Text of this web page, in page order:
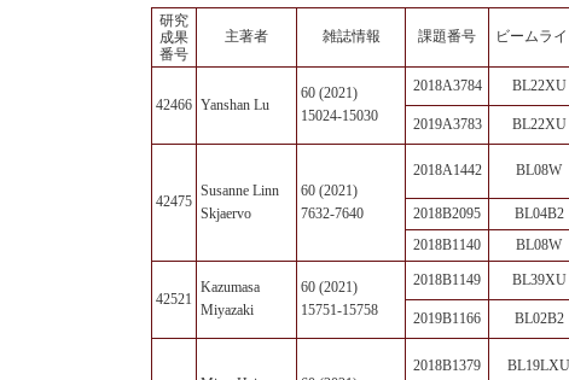
研究
成果
番号
主著者 雑誌情報 課題番号 ビームラ
42466 Yanshan Lu
60 (2021)
15024-15030
2018A3784 BL22XU
2019A3783 BL22XU
42475
Susanne Linn
Skjaervo
60 (2021)
7632-7640
2018A1442 BL08W
2018B2095 BL04B2
2018B1140
BL08W
42521
Kazumasa
Miyazaki
60 (2021)
15751-15758
2018B1149 BL39XU
2019B1166 BL02B2
2018B1379 BL19LXU